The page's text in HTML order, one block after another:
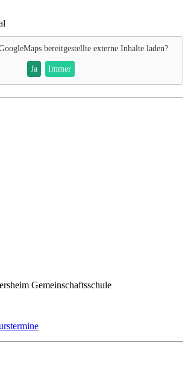
bereitgestellte externe Inhalte laden?
Ja Immer
Gemeinschaftsschule